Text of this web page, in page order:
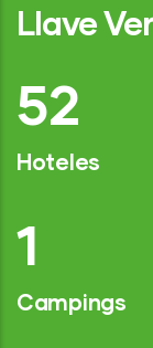
Llave
77
Hoteles
2
Campings